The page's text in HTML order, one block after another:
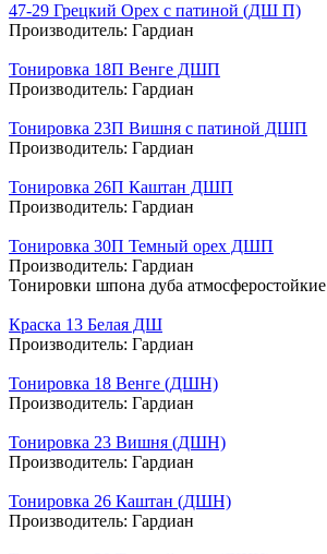
47-29 Грецкий Орех с патиной (ДШ П)
Производитель: Гардиан
Тонировка 18П Венге ДШП
Производитель: Гардиан
Тонировка 23П Вишня с патиной ДШП
Производитель: Гардиан
Тонировка 26П Каштан ДШП
Производитель: Гардиан
Тонировка 30П Темный орех ДШП
Производитель: Гардиан
Тонировки шпона дуба атмосферостойкие
Краска 13 Белая ДШ
Производитель: Гардиан
Тонировка 18 Венге (ДШН)
Производитель: Гардиан
Тонировка 23 Вишня (ДШН)
Производитель: Гардиан
Тонировка 26 Каштан (ДШН)
Производитель: Гардиан